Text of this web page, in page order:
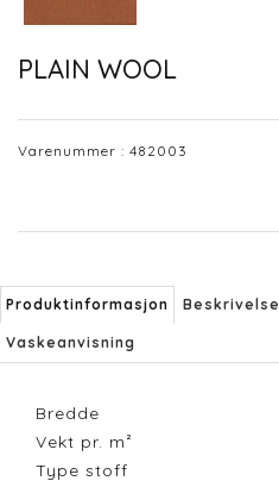
PLAIN WOOL
Varenummer : 482003
Produktinformasjon Beskrivelse
Vaskeanvisning
Bredde
Vekt pr. m²
Type stoff